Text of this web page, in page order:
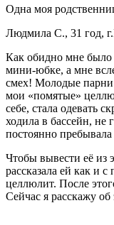
Одна моя
Людмила С., 31 год,
Как обидно мне было
мини-юбке, а мне
смех! Молодые
мои «помятые»
себе, стала одевать
ходила в бассейн, не
постоянно
Чтобы вывести её из
рассказала ей как и
целлюлит. После
Сейчас я расскажу